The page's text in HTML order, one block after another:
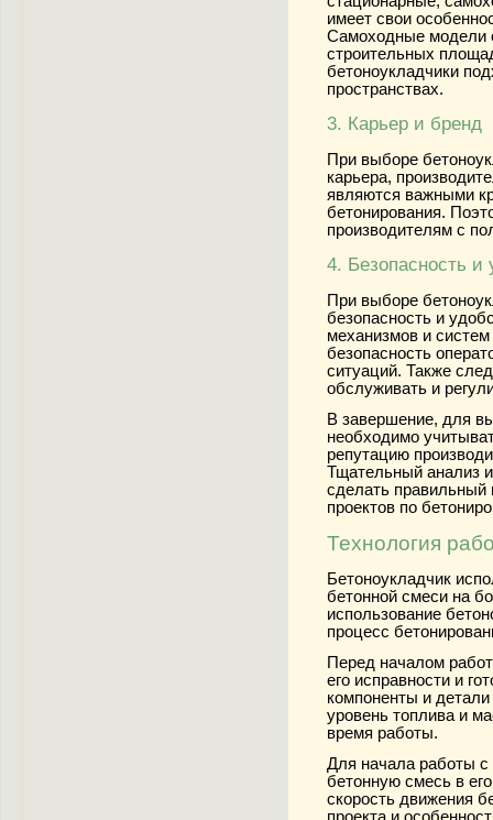
имеет свои
Самоходные модели
строительных
бетоноукладчики
пространствах.
3. Карьер и бренд
При выборе
карьера,
являются важными
бетонирования.
производителям с
4. Безопасность и
При выборе
безопасность и
механизмов и
безопасность
ситуаций. Также
обслуживать и
В завершение, для
необходимо
репутацию
Тщательный анализ
сделать
проектов по
Технология
Бетоноукладчик
бетонной смеси на
использование
процесс
Перед началом
его исправности и
компоненты и
уровень топлива и
время работы.
Для начала работы с
бетонную смесь в
скорость движения